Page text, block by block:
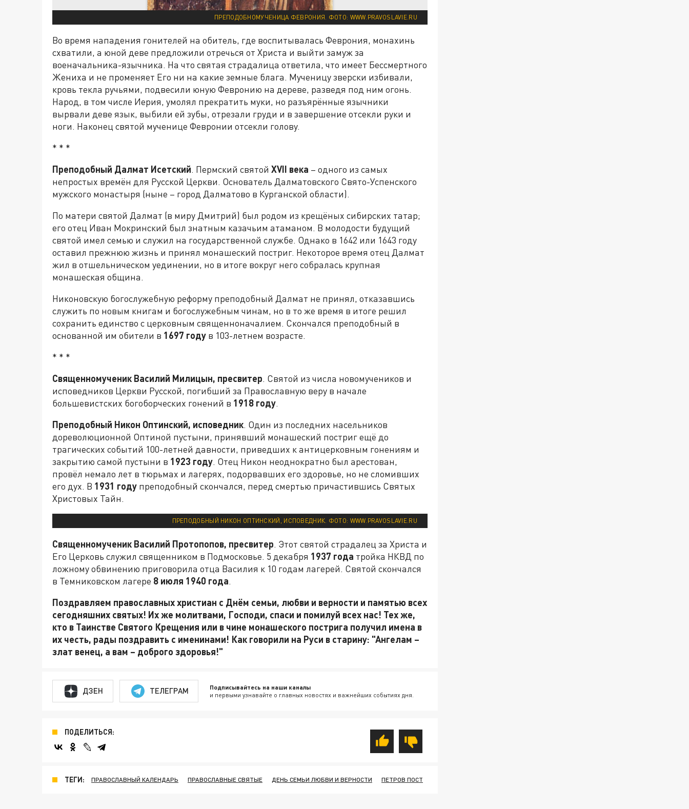
ПРЕПОДОБНОМУЧЕНИЦА ФЕВРОНИЯ. ФОТО: WWW.PRAVOSLAVIE.RU
Во время нападения гонителей на обитель, где воспитывалась Феврония, монахинь
схватили, а юной деве предложили отречься от Христа и выйти замуж за
военачальника-язычника. На что святая страдалица ответила, что имеет Бессмертного
Жениха и не променяет Его ни на какие земные блага. Мученицу зверски избивали,
кровь текла ручьями, подвесили юную Февронию на дереве, разведя под ним огонь.
Народ, в том числе Иерия, умолял прекратить муки, но разъярённые язычники
вырвали деве язык, выбили ей зубы, отрезали груди и в завершение отсекли руки и
ноги. Наконец святой мученице Февронии отсекли голову.
* * *
Преподобный Далмат Исетский. Пермский святой XVII века – одного из самых
непростых времён для Русской Церкви. Основатель Далматовского Свято-Успенского
мужского монастыря (ныне – город Далматово в Курганской области).
По матери святой Далмат (в миру Дмитрий) был родом из крещёных сибирских татар;
его отец Иван Мокринский был знатным казачьим атаманом. В молодости будущий
святой имел семью и служил на государственной службе. Однако в 1642 или 1643 году
оставил прежнюю жизнь и принял монашеский постриг. Некоторое время отец Далмат
жил в отшельническом уединении, но в итоге вокруг него собралась крупная
монашеская община.
Никоновскую богослужебную реформу преподобный Далмат не принял, отказавшись
служить по новым книгам и богослужебным чинам, но в то же время в итоге решил
сохранить единство с церковным священноначалием. Скончался преподобный в
основанной им обители в 1697 году в 103-летнем возрасте.
* * *
Священномученик Василий Милицын, пресвитер. Святой из числа новомучеников и
исповедников Церкви Русской, погибший за Православную веру в начале
большевистских богоборческих гонений в 1918 году.
Преподобный Никон Оптинский, исповедник. Один из последних насельников
дореволюционной Оптиной пустыни, принявший монашеский постриг ещё до
трагических событий 100-летней давности, приведших к антицерковным гонениям и
закрытию самой пустыни в 1923 году. Отец Никон неоднократно был арестован,
провёл немало лет в тюрьмах и лагерях, подорвавших его здоровье, но не сломивших
его дух. В 1931 году преподобный скончался, перед смертью причастившись Святых
Христовых Тайн.
ПРЕПОДОБНЫЙ НИКОН ОПТИНСКИЙ, ИСПОВЕДНИК. ФОТО: WWW.PRAVOSLAVIE.RU
Священномученик Василий Протопопов, пресвитер. Этот святой страдалец за Христа и
Его Церковь служил священником в Подмосковье. 5 декабря 1937 года тройка НКВД по
ложному обвинению приговорила отца Василия к 10 годам лагерей. Святой скончался
в Темниковском лагере 8 июля 1940 года.
Поздравляем православных христиан с Днём семьи, любви и верности и памятью всех
сегодняшних святых! Их же молитвами, Господи, спаси и помилуй всех нас! Тех же,
кто в Таинстве Святого Крещения или в чине монашеского пострига получил имена в
их честь, рады поздравить с именинами! Как говорили на Руси в старину: "Ангелам –
злат венец, а вам – доброго здоровья!"
ДЗЕН ТЕЛЕГРАМ Подписывайтесь на наши каналы
и первыми узнавайте о главных новостях и важнейших событиях дня.
ПОДЕЛИТЬСЯ:
ТЕГИ: ПРАВОСЛАВНЫЙ КАЛЕНДАРЬ ПРАВОСЛАВНЫЕ СВЯТЫЕ ДЕНЬ СЕМЬИ ЛЮБВИ И ВЕРНОСТИ ПЕТРОВ ПОСТ